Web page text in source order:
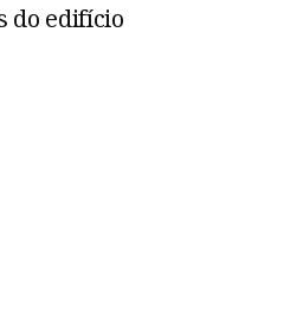
do edifício